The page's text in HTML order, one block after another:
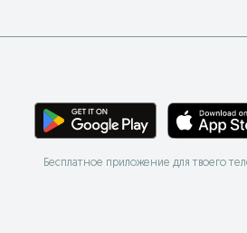
Бесплатное приложение для твоего